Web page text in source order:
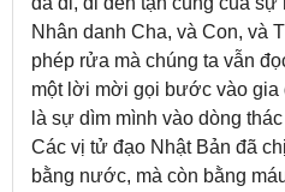
Nhân danh Cha, và Con, và
phép rửa mà chúng ta vẫn
một lời mời gọi bước vào
là sự dìm mình vào dòng
Các vị tử đạo Nhật Bản đã
bằng nước, mà còn bằng